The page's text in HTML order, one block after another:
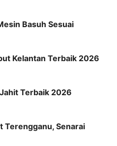
Basuh Sesuai
Kelantan Terbaik 2026
Terbaik 2026
Terengganu, Senarai